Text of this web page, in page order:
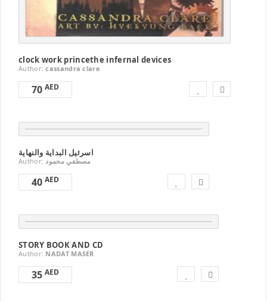
clock work princethe infernal devices
Author:cassandra clare
70 AED
اسرئيل البداية والنهاية
Author:مصطفي محمود
40 AED
STORY BOOK AND CD
Author: NADAT MASER
35 AED